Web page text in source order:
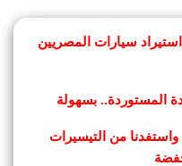
استيراد سيارات المصريين
المستوردة.. بسهولة
واستفدنا من التيسيرات